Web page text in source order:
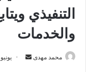
التنفيذي
والخدمات
محمد مهدى
أرسل يونيو 25, 2026